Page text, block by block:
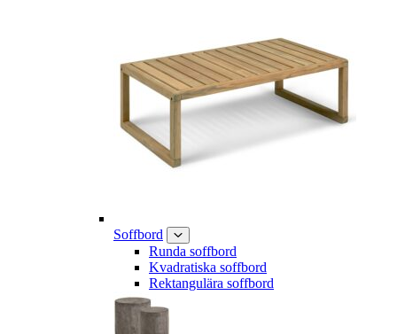
Soffbord
Runda soffbord
Kvadratiska soffbord
Rektangulära soffbord